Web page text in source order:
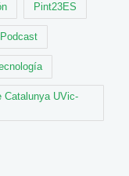
Pint23ES
Podcast
Catalunya UVic-